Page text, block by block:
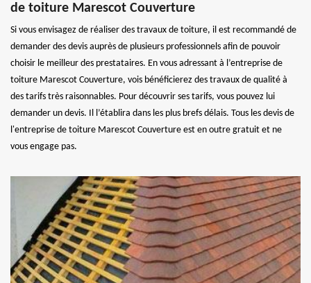
de toiture Marescot Couverture
Si vous envisagez de réaliser des travaux de toiture, il est recommandé de
demander des devis auprès de plusieurs professionnels afin de pouvoir
choisir le meilleur des prestataires. En vous adressant à l’entreprise de
toiture Marescot Couverture, vois bénéficierez des travaux de qualité à
des tarifs très raisonnables. Pour découvrir ses tarifs, vous pouvez lui
demander un devis. Il l’établira dans les plus brefs délais. Tous les devis de
l'entreprise de toiture Marescot Couverture est en outre gratuit et ne
vous engage pas.